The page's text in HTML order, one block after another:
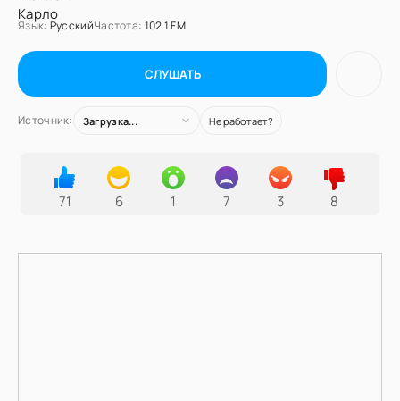
Язык: РусскийЧастота: 102.1 FM
СЛУШАТЬ
Источник: Загрузка... Не работает?
71 6 1 7 3 8